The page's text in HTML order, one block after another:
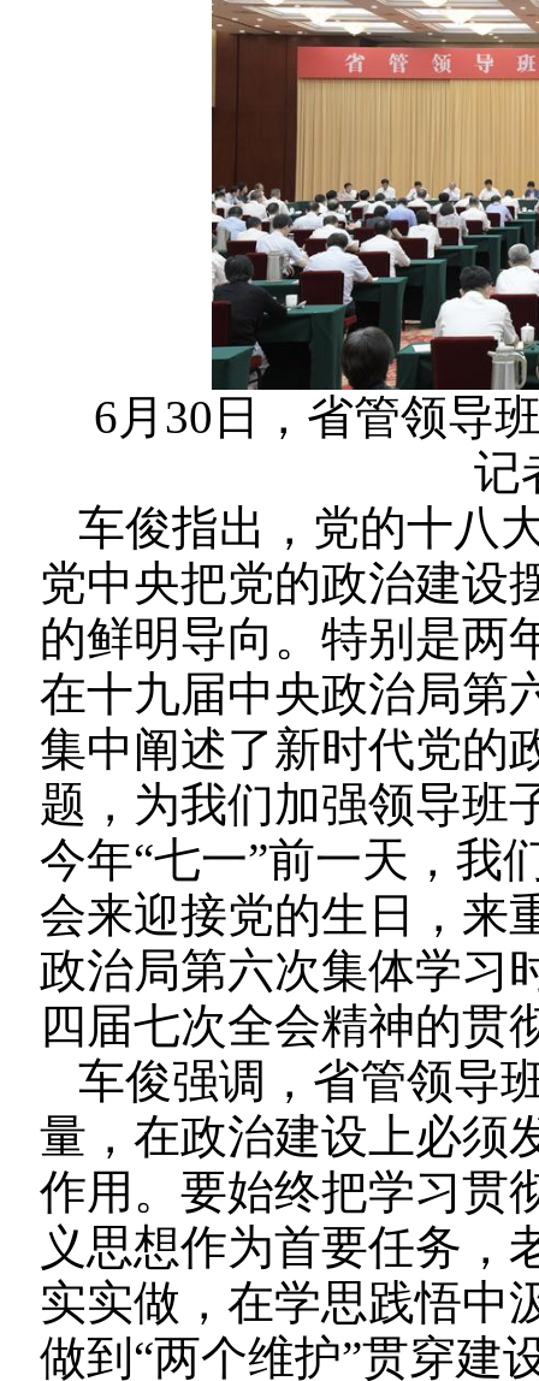
6月30日，省管领导
记
车俊指出，党的十八
党中央把党的政治建设
的鲜明导向。特别是两
在十九届中央政治局第
集中阐述了新时代党的
题，为我们加强领导班
今年“七一”前一天，我
会来迎接党的生日，来
政治局第六次集体学习
四届七次全会精神的贯
车俊强调，省管领导
量，在政治建设上必须
作用。要始终把学习贯
义思想作为首要任务，
实实做，在学思践悟中
做到“两个维护”贯穿建